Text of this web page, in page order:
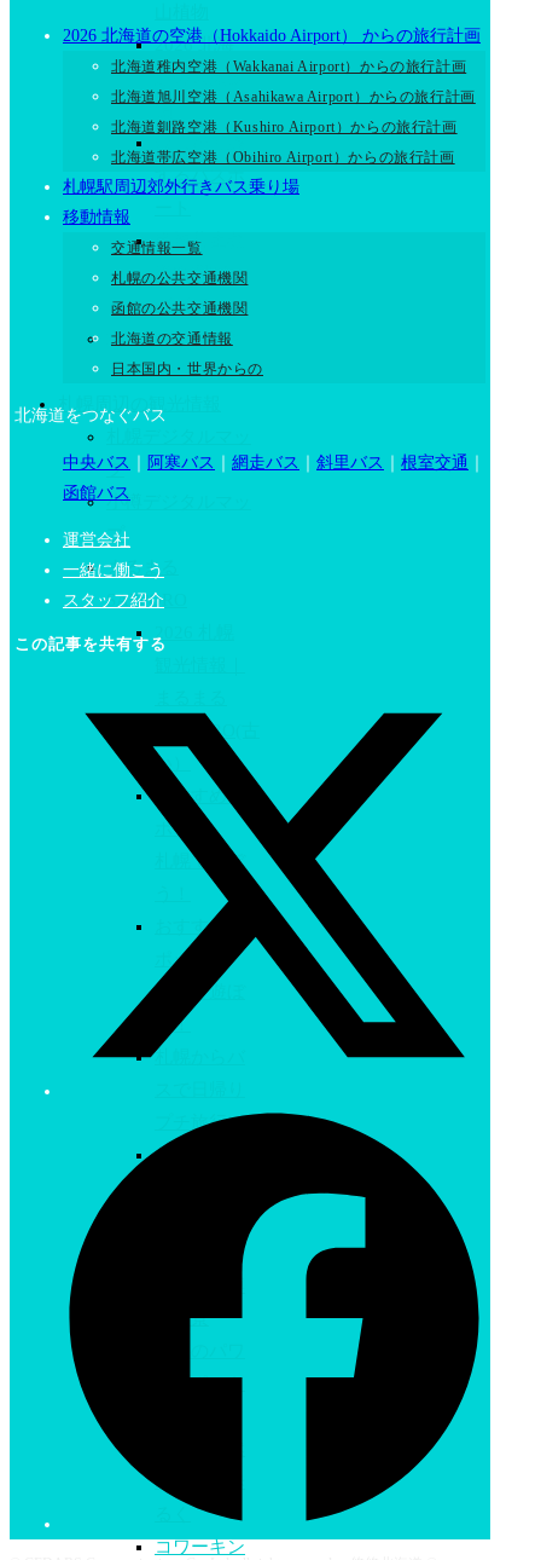
2026 北海
道の人気動
物
するパスポ
民族共生象
徴空間”ウ
ポポイ”
2025 北海道の観
光地図
札幌周辺の観光情報
プ
小樽デジタルマッ
プ
まるまる
SAPPORO
SAPPORO(古
い）
おすすめス
ポット
札幌で遊ぼ
おすすめス
ポット
小樽で遊ぼ
う！
札幌からバ
プチ旅行!
札幌から飛
の夜景
ースポット
エリアを歩
コワーキン
2026 北海道の空港（Hokkaido Airport） からの旅行計画
北海道稚内空港（Wakkanai Airport）からの旅行計画
北海道旭川空港（Asahikawa Airport）からの旅行計画
北海道釧路空港（Kushiro Airport）からの旅行計画
北海道帯広空港（Obihiro Airport）からの旅行計画
札幌駅周辺郊外行きバス乗り場
移動情報
交通情報一覧
札幌の公共交通機関
函館の公共交通機関
北海道の交通情報
日本国内・世界からの
北海道をつなぐバス
中央バス 阿寒バス 網走バス 斜里バス 根室交通
函館バス
運営会社
一緒に働こう
スタッフ紹介
この記事を共有する